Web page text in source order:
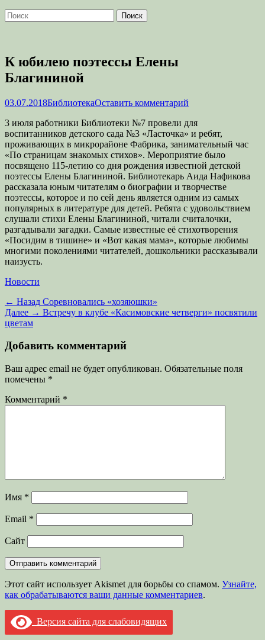
Поиск
Найти:
К юбилею поэтессы Елены
Благининой
Опубликовано
03.07.2018Автор
БиблиотекаОставить комментарий
3 июля работники Библиотеки №7 провели для
воспитанников детского сада №3 «Ласточка» и ребят,
проживающих в микрорайоне Фабрика, занимательный час
«По страницам знакомых стихов». Мероприятие было
посвящено 115-летию со дня рождения известной детской
поэтессы Елены Благининой. Библиотекарь Аида Нафикова
рассказала юным читателям о биографии и творчестве
поэтессы, которое и по сей день является одним из самых
популярных в литературе для детей. Ребята с удовольствием
слушали стихи Елены Благининой, читали считалочки,
разгадывали загадки. Самые известные её стихотворения
«Посидим в тишине» и «Вот какая мама», которые любимы
многими поколениями читателей, дошкольники рассказывали
наизусть.
Категории
Новости
Навигация
по
← Назад Предыдущая
запись:
Соревновались «хозяюшки»
Далее → Следующая
Встречу в клубе «Касимовские четверги» посвятили
цветам
Добавить комментарий
Ваш адрес email не будет опубликован. Обязательные поля
помечены *
Комментарий *
Имя *
Email *
Сайт
Этот сайт использует Akismet для борьбы со спамом. Узнайте,
как обрабатываются ваши данные комментариев.
Версия сайта для слабовидящих